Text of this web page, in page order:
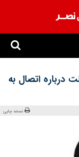
درباره اتصال به
نسخه چاپی